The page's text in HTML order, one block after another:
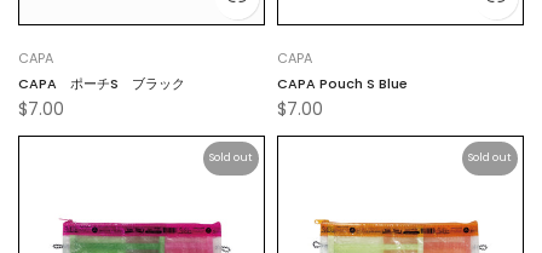
CAPA
CAPA ポーチS ブラック
$7.00
CAPA
CAPA Pouch S Blue
$7.00
Sold out Sold out